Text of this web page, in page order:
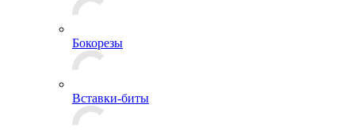
Бокорезы
Вставки-биты